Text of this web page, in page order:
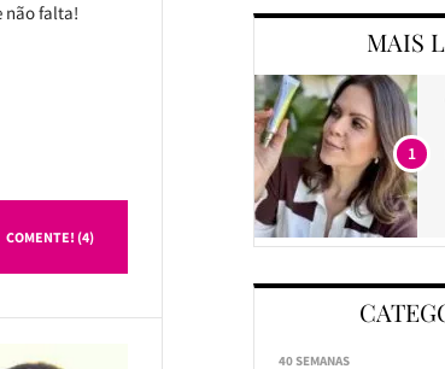
não falta!
COMENTE! (4)
MAIS
1
40 SEMANAS